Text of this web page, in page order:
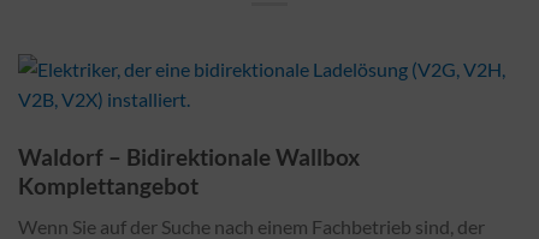
Waldorf – Bidirektionale Wallbox
Komplettangebot
Wenn Sie auf der Suche nach einem Fachbetrieb sind, der